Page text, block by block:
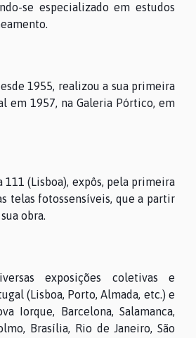
se especializado em estudos
1955, realizou a sua primeira
em 1957, na Galeria Pórtico, em
111 (Lisboa), expôs, pela primeira
telas fotossensíveis, que a partir
obra.
exposições coletivas e
(Lisboa, Porto, Almada, etc.) e
Iorque, Barcelona, Salamanca,
Brasília, Rio de Janeiro, São